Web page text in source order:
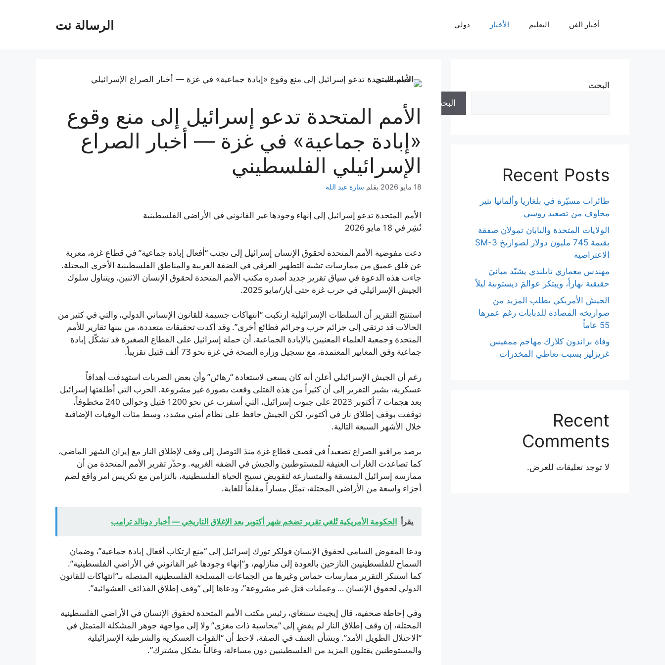
الرسالة نت أخبار الفن التعليم الأخبار دولي
الأمم المتحدة تدعو إسرائيل إلى منع وقوع
«إبادة جماعية» في غزة — أخبار الصراع
الإسرائيلي الفلسطيني
18 مايو 2026 بقلم سارة عبد الله
الأمم المتحدة تدعو إسرائيل إلى إنهاء وجودها غير القانوني في الأراضي الفلسطينية
نُشِر في 18 مايو 2026
دعت مفوضية الأمم المتحدة لحقوق الإنسان إسرائيل إلى تجنب “أفعال إبادة جماعية” في قطاع غزة، معربة
عن قلق عميق من ممارسات تشبه التطهير العرقي في الضفة الغربية والمناطق الفلسطينية الأخرى المحتلة.
جاءت هذه الدعوة في سياق تقرير جديد أصدره مكتب الأمم المتحدة لحقوق الإنسان الاثنين، ويتناول سلوك
الجيش الإسرائيلي في حرب غزة حتى أيار/مايو 2025.
استنتج التقرير أن السلطات الإسرائيلية ارتكبت “انتهاكات جسيمة للقانون الإنساني الدولي، والتي في كثير من
الحالات قد ترتقي إلى جرائم حرب وجرائم فظائع أخرى”. وقد أكدت تحقيقات متعددة، من بينها تقارير للأمم
المتحدة وجمعية العلماء المعنيين بالإبادة الجماعية، أن حملة إسرائيل على القطاع الصغيرة قد تشكّل إبادة
جماعية وفق المعايير المعتمدة، مع تسجيل وزارة الصحة في غزة نحو 73 ألف قتيل تقريباً.
رغم أن الجيش الإسرائيلي أعلن أنه كان يسعى لاستعادة “رهائن” وأن بعض الضربات استهدفت أهدافاً
عسكرية، يشير التقرير إلى أن كثيراً من هذه القتلى وقعت بصورة غير مشروعة. الحرب التي أطلقتها إسرائيل
بعد هجمات 7 أكتوبر 2023 على جنوب إسرائيل، التي أسفرت عن نحو 1200 قتيل وحوالى 240 مخطوفاً،
توقفت بوقف إطلاق نار في أكتوبر، لكن الجيش حافظ على نظام أمني مشدد، وسط مئات الوفيات الإضافية
خلال الأشهر السبعة التالية.
يرصد مراقبو الصراع تصعيداً في قصف قطاع غزة منذ التوصل إلى وقف لإطلاق النار مع إيران الشهر الماضي،
كما تصاعدت الغارات العنيفة للمستوطنين والجيش في الضفة الغربيه. وحذّر تقرير الأمم المتحدة من أن
ممارسة إسرائيل المنسقة والمتسارعة لتقويض نسيج الحياة الفلسطينية، بالتزامن مع تكريس امر واقع لضم
أجزاء واسعة من الأراضي المحتلة، تمثّل مساراً مقلقاً للغاية.
يقرأ الحكومة الأمريكية تُلغي تقرير تضخم شهر أكتوبر بعد الإغلاق التاريخي — أخبار دونالد ترامب
ودعا المفوض السامي لحقوق الإنسان فولكر تورك إسرائيل إلى “منع ارتكاب أفعال إبادة جماعية”، وضمان
السماح للفلسطينيين النازحين بالعودة إلى منازلهم، و”إنهاء وجودها غير القانوني في الأراضي الفلسطينية”.
كما استنكر التقرير ممارسات حماس وغيرها من الجماعات المسلحة الفلسطينية المتصلة بـ”انتهاكات للقانون
الدولي لحقوق الإنسان … وعمليات قتل غير مشروعة”، ودعاها إلى “وقف إطلاق القذائف العشوائية”.
وفي إحاطة صحفية، قال إيجيث سنتغاي، رئيس مكتب الأمم المتحدة لحقوق الإنسان في الأراضي الفلسطينية
المحتلة، إن وقف إطلاق النار لم يفضِ إلى “محاسبة ذات مغزى” ولا إلى مواجهة جوهر المشكلة المتمثل في
“الاحتلال الطويل الأمد”. وبشأن العنف في الضفة، لاحظ أن “القوات العسكرية والشرطية الإسرائيلية
والمستوطنين يقتلون المزيد من الفلسطينيين دون مساءلة، وغالباً بشكل مشترك”.
البحث
البحث
Recent Posts
طائرات مسيّرة في بلغاريا وألمانيا تثير
مخاوف من تصعيد روسي
الولايات المتحدة واليابان تمولان صفقة
بقيمة 745 مليون دولار لصواريخ SM-3
الاعتراضية
مهندس معماري تايلندي يشيّد مبانيَ
حقيقية نهاراً، ويبتكر عوالمَ ديستوبية ليلاً
الجيش الأمريكي يطلب المزيد من
صواريخه المضادة للدبابات رغم عمرها
55 عاماً
وفاة براندون كلارك مهاجم ممفيس
غريزليز بسبب تعاطي المخدرات
Recent
Comments
لا توجد تعليقات للعرض.